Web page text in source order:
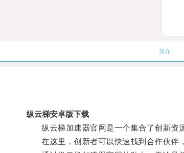
简介
纵云梯安卓版下载
纵云梯加速器官网是一个集合了创新资源
在这里，创新者可以快速找到合作伙伴，